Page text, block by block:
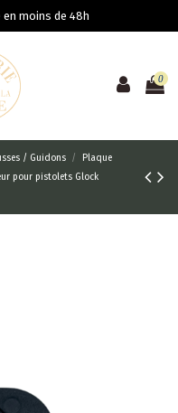
moins de 48h
0
/ Guidons
Plaque
pour pistolets Glock